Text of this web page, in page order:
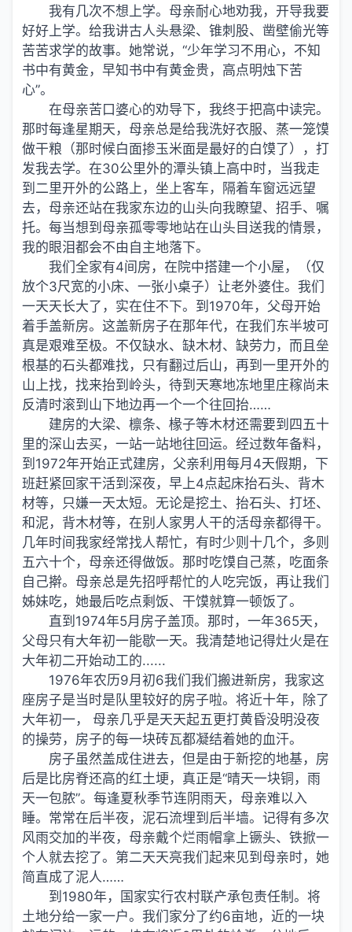
我有几次不想上学。母亲耐心地劝我，开导我要
好好上学。给我讲古人头悬梁、锥刺股、凿壁偷光等
苦苦求学的故事。她常说，“少年学习不用心，不知
书中有黄金，早知书中有黄金贵，高点明烛下苦
心”。
在母亲苦口婆心的劝导下，我终于把高中读完。
那时每逢星期天，母亲总是给我洗好衣服、蒸一笼馍
做干粮（那时候白面掺玉米面是最好的白馍了），打
发我去学。在30公里外的潭头镇上高中时，当我走
到二里开外的公路上，坐上客车，隔着车窗远远望
去，母亲还站在我家东边的山头向我瞭望、招手、嘱
托。每当想到母亲孤零零地站在山头目送我的情景，
我的眼泪都会不由自主地落下。
我们全家有4间房，在院中搭建一个小屋，（仅
放个3尺宽的小床、一张小桌子）让老外婆住。我们
一天天长大了，实在住不下。到1970年，父母开始
着手盖新房。这盖新房子在那年代，在我们东半坡可
真是艰难至极。不仅缺水、缺木材、缺劳力，而且垒
根基的石头都难找，只有翻过后山，再到一里开外的
山上找，找来抬到岭头，待到天寒地冻地里庄稼尚未
反清时滚到山下地边再一个一个往回抬……
建房的大梁、檩条、椽子等木材还需要到四五十
里的深山去买，一站一站地往回运。经过数年备料，
到1972年开始正式建房，父亲利用每月4天假期，下
班赶紧回家干活到深夜，早上4点起床抬石头、背木
材等，只嫌一天太短。无论是挖土、抬石头、打坯、
和泥，背木材等，在别人家男人干的活母亲都得干。
几年时间我家经常找人帮忙，有时少则十几个，多则
五六十个，母亲还得做饭。那时吃馍自己蒸，吃面条
自己擀。母亲总是先招呼帮忙的人吃完饭，再让我们
姊妹吃，她最后吃点剩饭、干馍就算一顿饭了。
直到1974年5月房子盖顶。那时，一年365天，
父母只有大年初一能歇一天。我清楚地记得灶火是在
大年初二开始动工的......
1976年农历9月初6我们我们搬进新房，我家这
座房子是当时是队里较好的房子啦。将近十年，除了
大年初一， 母亲几乎是天天起五更打黄昏没明没夜
的操劳，房子的每一块砖瓦都凝结着她的血汗。
房子虽然盖成住进去，但是由于新挖的地基，房
后是比房脊还高的红土埂，真正是“晴天一块铜，雨
天一包脓”。每逢夏秋季节连阴雨天，母亲难以入
睡。常常在后半夜，泥石流埋到后半墙。记得有多次
风雨交加的半夜，母亲戴个烂雨帽拿上镢头、铁掀一
个人就去挖了。第二天天亮我们起来见到母亲时，她
简直成了泥人……
到1980年，国家实行农村联产承包责任制。将
土地分给一家一户。我们家分了约6亩地，近的一块